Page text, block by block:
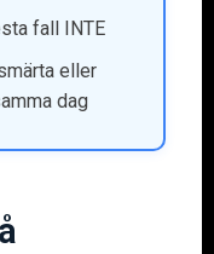
fall INTE
eller
dag